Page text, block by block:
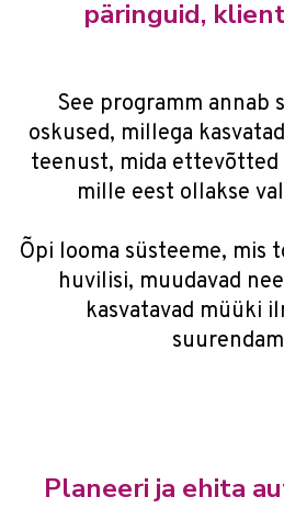
päringuid,
See programm annab
oskused, millega
teenust, mida ettevõtted
mille eest ollakse
Õpi looma süsteeme, mis
huvilisi, muudavad
kasvatavad müüki
Planeeri ja ehita